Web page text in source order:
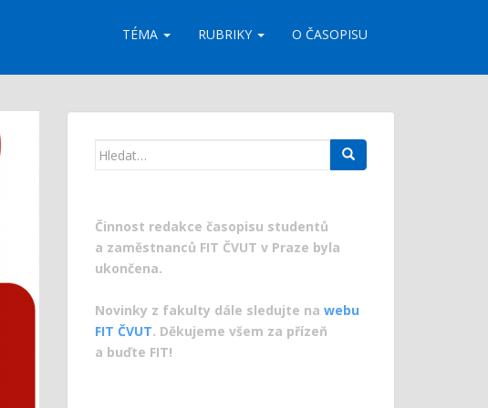
TÉMA RUBRIKY O ČASOPISU
Search
Činnost redakce časopisu studentů
a zaměstnanců FIT ČVUT v Praze byla
ukončena.
Novinky z fakulty dále sledujte na webu
FIT ČVUT. Děkujeme všem za přízeň
a buďte FIT!